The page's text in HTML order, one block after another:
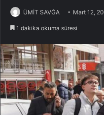
ÜMİT SAVĞA Mart 12,
1 dakika okuma süresi